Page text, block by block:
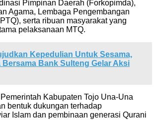
Pimpinan Daerah (Forkopimda),
Agama, Lembaga Pengembangan
serta ribuan masyarakat yang
pelaksanaan MTQ.
Kepedulian Untuk Sesama,
Bersama Bank Sulteng Gelar Aksi
Kabupaten Tojo Una-Una
bentuk dukungan terhadap
Islam dan pembinaan generasi Qurani